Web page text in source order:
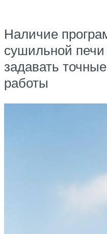
Наличие
сушильной печи
задавать
работы